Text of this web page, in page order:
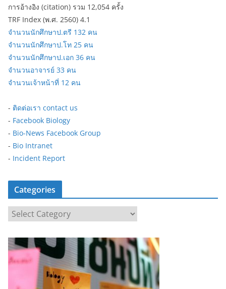
การอ้างอิง (citation) รวม 12,054 ครั้ง
TRF Index (พ.ศ. 2560) 4.1
จำนวนนักศึกษาป.ตรี 132 คน
จำนวนนักศึกษาป.โท 25 คน
จำนวนนักศึกษาป.เอก 36 คน
จำนวนอาจารย์ 33 คน
จำนวนเจ้าหน้าที่ 12 คน
- ติดต่อเรา contact us
- Facebook Biology
- Bio-News Facebook Group
- Bio Intranet
- Incident Report
Categories
a
t
e
g